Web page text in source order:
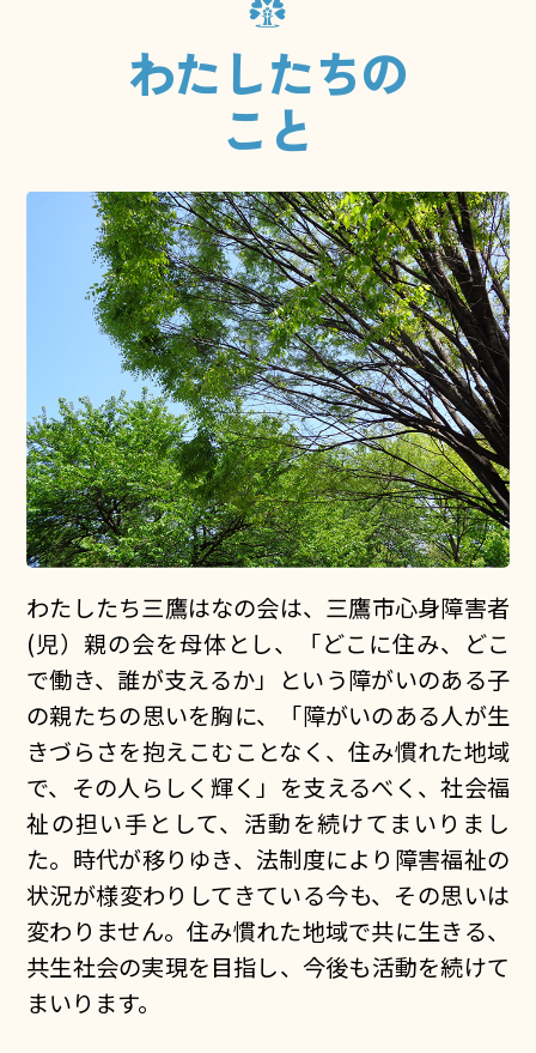
わたしたちの
こと
わたしたち三鷹はなの会は、三鷹市心身障害者
(児）親の会を母体とし、「どこに住み、どこ
で働き、誰が支えるか」という障がいのある子
の親たちの思いを胸に、「障がいのある人が生
きづらさを抱えこむことなく、住み慣れた地域
で、その人らしく輝く」を支えるべく、社会福
祉の担い手として、活動を続けてまいりまし
た。時代が移りゆき、法制度により障害福祉の
状況が様変わりしてきている今も、その思いは
変わりません。住み慣れた地域で共に生きる、
共生社会の実現を目指し、今後も活動を続けて
まいります。